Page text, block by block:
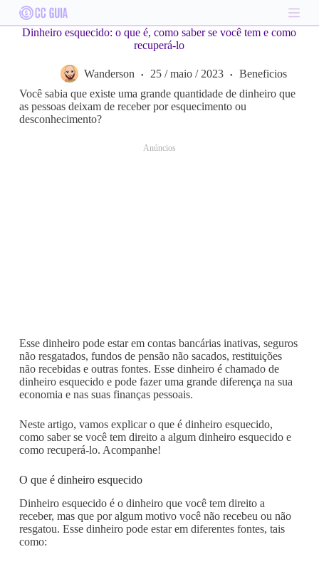
S
k
Dinheiro esquecido: o que é, como saber se você tem e como
recuperá-lo
Wanderson 25 / maio / 2023
Beneficios
Você sabia que existe uma grande quantidade de dinheiro que
as pessoas deixam de receber por esquecimento ou
desconhecimento?
Anúncios
Esse dinheiro pode estar em contas bancárias inativas, seguros
não resgatados, fundos de pensão não sacados, restituições
não recebidas e outras fontes. Esse dinheiro é chamado de
dinheiro esquecido e pode fazer uma grande diferença na sua
economia e nas suas finanças pessoais.
Neste artigo, vamos explicar o que é dinheiro esquecido,
como saber se você tem direito a algum dinheiro esquecido e
como recuperá-lo. Acompanhe!
O que é dinheiro esquecido
Dinheiro esquecido é o dinheiro que você tem direito a
receber, mas que por algum motivo você não recebeu ou não
resgatou. Esse dinheiro pode estar em diferentes fontes, tais
como: